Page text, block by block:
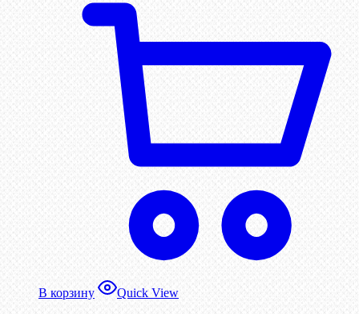
В корзину Quick View